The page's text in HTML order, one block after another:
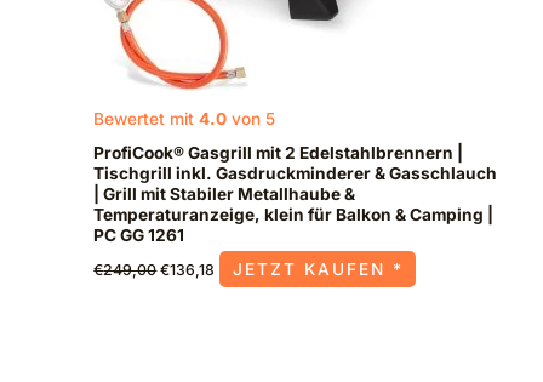
Bewertet mit4.0 von 5
ProfiCook® Gasgrill mit 2 Edelstahlbrennern |
Tischgrill inkl. Gasdruckminderer & Gasschlauch
| Grill mit Stabiler Metallhaube &
Temperaturanzeige, klein für Balkon & Camping |
PC GG 1261
€249,00 €136,18 JETZT KAUFEN *